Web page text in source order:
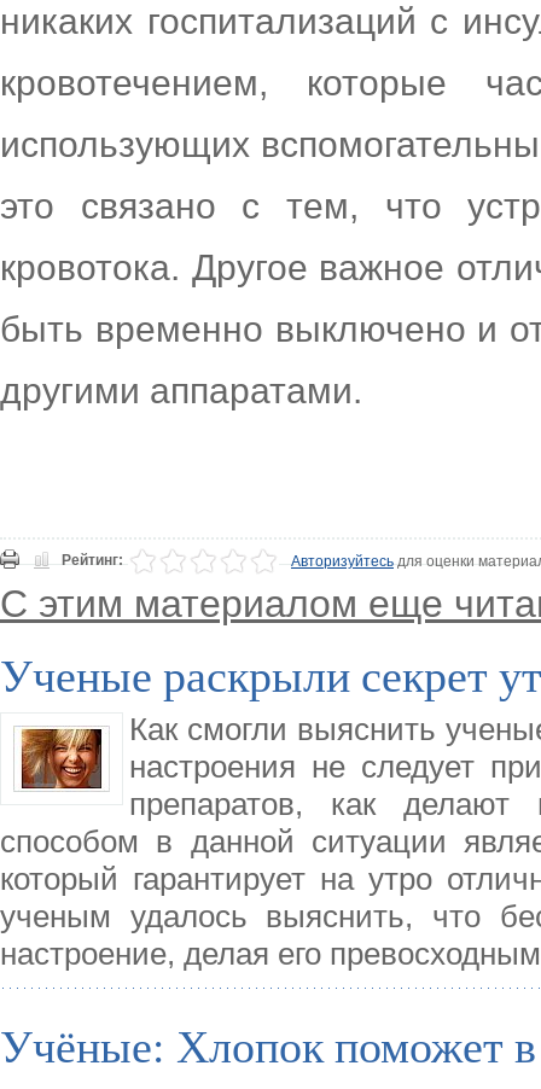
никаких госпитализаций с
кровотечением, которые
использующих
это связано с тем, что
кровотока. Другое важное
быть временно выключено и
другими аппаратами.
Рейтинг: Авторизуйтесьдля оценки
С этим материалом еще
Ученые раскрыли секрет
Как смогли выяснить
настроения не следует
препаратов, как
способом в данной ситуации
который гарантирует на утро
ученым удалось выяснить, что
настроение, делая его
Учёные: Хлопок поможет в